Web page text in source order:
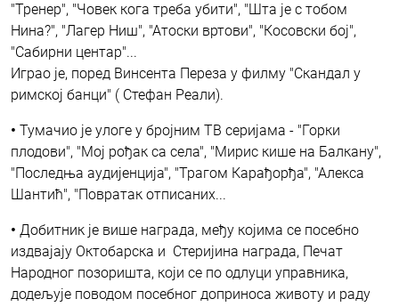
"Тренер", "Човек кога треба убити", "Шта је с тобом
Нина?", "Лагер Ниш", "Атоски вртови", "Косовски бој",
"Сабирни центар"...
Играо је, поред Винсента Переза у филму "Скандал у
римској банци" ( Стефан Реали).
• Тумачио је улоге у бројним ТВ серијама - "Горки
плодови", "Мој рођак са села", "Мирис кише на Балкану",
"Последња аудијенција", "Трагом Карађорђа", "Алекса
Шантић", "Повратак отписаних...
• Добитник је више награда, међу којима се посебно
издвајају Октобарска и Стеријина награда, Печат
Народног позоришта, који се по одлуци управника,
додељује поводом посебног доприноса животу и раду